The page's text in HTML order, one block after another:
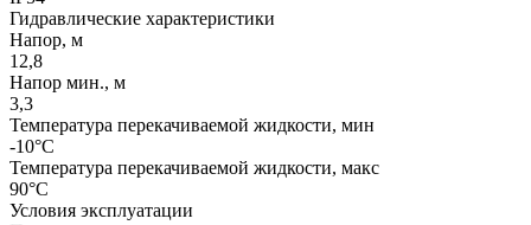
Гидравлические характеристики
Напор, м
12,8
Напор мин., м
3,3
Температура перекачиваемой жидкости, мин
-10°C
Температура перекачиваемой жидкости, макс
90°C
Условия эксплуатации